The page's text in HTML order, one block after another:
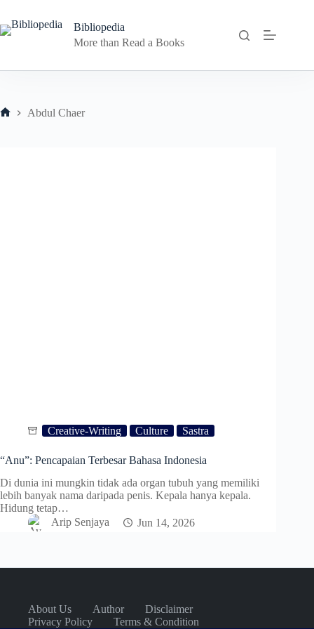
content
Bibliopedia
More than Read a Books
Abdul Chaer
Creative-Writing Culture Sastra
“Anu”: Pencapaian Terbesar Bahasa Indonesia
Di dunia ini mungkin tidak ada organ tubuh yang memiliki
lebih banyak nama daripada penis. Kepala hanya kepala.
Hidung tetap…
Arip Senjaya
Jun 14, 2026
About Us Author
Disclaimer
Privacy Policy
Terms & Condition